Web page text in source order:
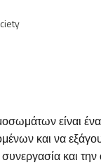
είναι
και να
και